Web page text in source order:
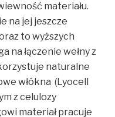
materiału.
na jej jeszcze
to wyższych
na łączenie wełny z
naturalne
włókna (Lyocell
z celulozy
materiał pracuje